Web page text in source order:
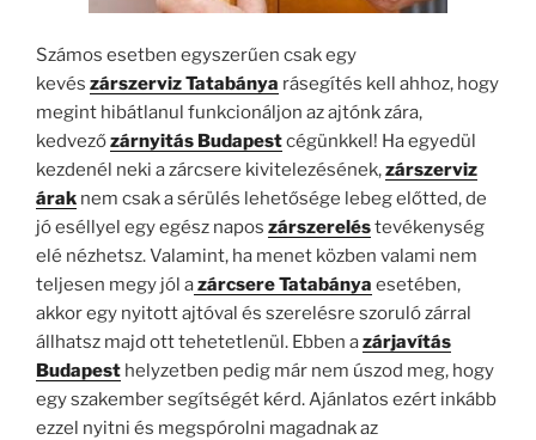
Számos esetben egyszerűen csak egy
kevés zárszerviz Tatabánya rásegítés kell ahhoz, hogy
megint hibátlanul funkcionáljon az ajtónk zára,
kedvezőzárnyitás Budapestcégünkkel! Ha egyedül
kezdenél neki a zárcsere kivitelezésének,zárszerviz
árak nem csak a sérülés lehetősége lebeg előtted, de
jó eséllyel egy egész napos zárszereléstevékenység
elé nézhetsz. Valamint, ha menet közben valami nem
teljesen megy jól azárcsere Tatabánya esetében,
akkor egy nyitott ajtóval és szerelésre szoruló zárral
állhatsz majd ott tehetetlenül. Ebben azárjavítás
Budapest helyzetben pedig már nem úszod meg, hogy
egy szakember segítségét kérd. Ajánlatos ezért inkább
ezzel nyitni és megspórolni magadnak az